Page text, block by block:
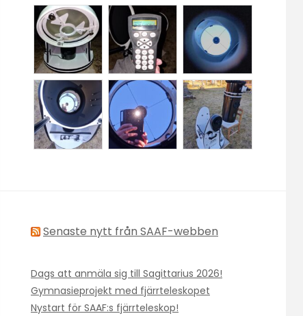
Senaste nytt från SAAF-webben
Dags att anmäla sig till Sagittarius 2026!
Gymnasieprojekt med fjärrteleskopet
Nystart för SAAF:s fjärrteleskop!